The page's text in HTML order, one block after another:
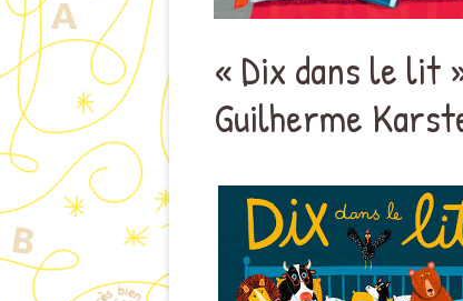
« Dix dans le lit
Guilherme